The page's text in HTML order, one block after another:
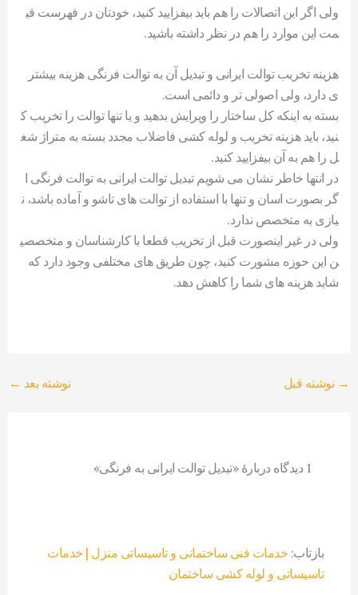
ولی اگر این اتصالات را هم باید بیفزایید کنید، خودتان در فهرست قی
مت این موارد را هم در نظر داشته باشید.
هزینه تخریب توالت ایرانی و تبدیل آن به توالت فرنگی هزینه بیشتر
ی دارد، ولی اصولی تر و دائمی است.
بسته به اینکه کل ساختار را ویرایش بدهید و یا تنها توالت را تخریب ک
نید، باید هزینه تخریب و لوله کشی فاضلاب مجدد بسته به متراژ شغ
ل را هم به آن بیفزایید کنید.
در انتها خاطر نشان می شویم تبدیل توالت ایرانی به توالت فرنگی ا
گر بصورت اسان و تنها با استفاده از توالت های تاشو و آماده باشد، ن
یازی به متخصص ندارد.
ولی در غیر اینصورت قبل از تخریب قطعا با کارشناسان و متخصصی
ن این حوزه مشورت کنید، چون طریق های مختلفی وجود دارد که
شاید هزینه های شما را کاهش دهد.
→ نوشته قبل نوشته بعد ←
1 دیدگاه دربارهٔ «تبدیل توالت ایرانی به فرنگی»
بازتاب: خدمات فنی ساختمانی و تاسیساتی منزل | خدمات
تاسیساتی و لوله کشی ساختمان